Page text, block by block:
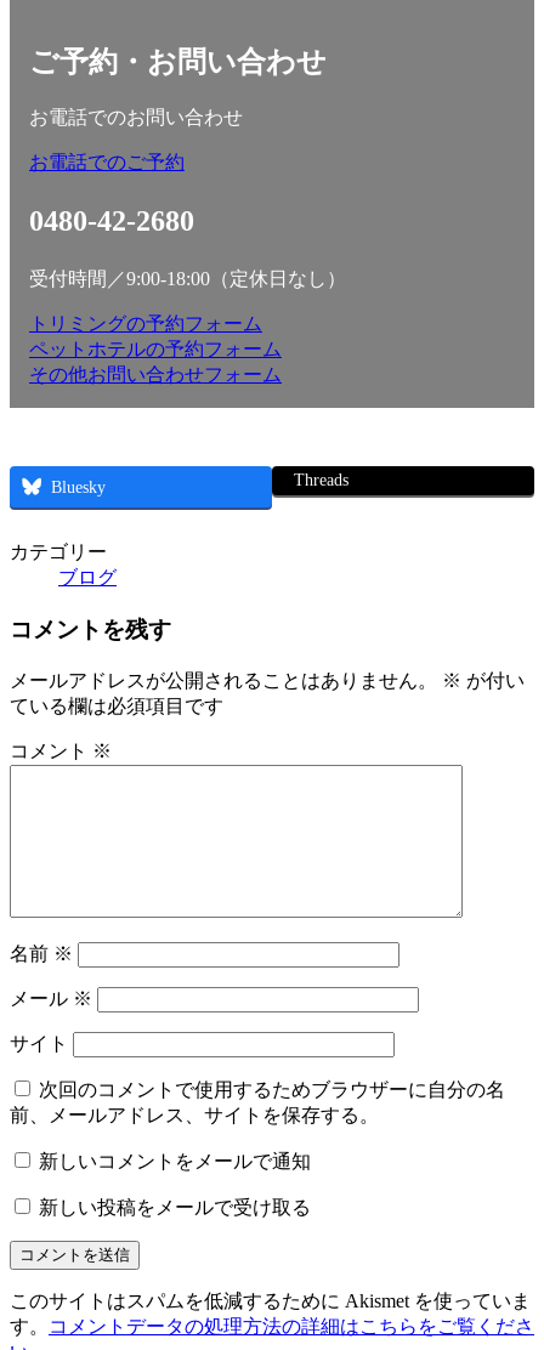
ご予約・お問い合わせ
お電話でのお問い合わせ
お電話でのご予約
0480-42-2680
受付時間／9:00-18:00（定休日なし）
トリミングの予約フォーム
ペットホテルの予約フォーム
その他お問い合わせフォーム
Bluesky Threads
カテゴリー
ブログ
コメントを残す
メールアドレスが公開されることはありません。 ※ が付い
ている欄は必須項目です
コメント ※
名前 ※
メール ※
サイト
次回のコメントで使用するためブラウザーに自分の名
前、メールアドレス、サイトを保存する。
新しいコメントをメールで通知
新しい投稿をメールで受け取る
このサイトはスパムを低減するために Akismet を使っていま
す。
コメントデータの処理方法の詳細はこちらをご覧くださ